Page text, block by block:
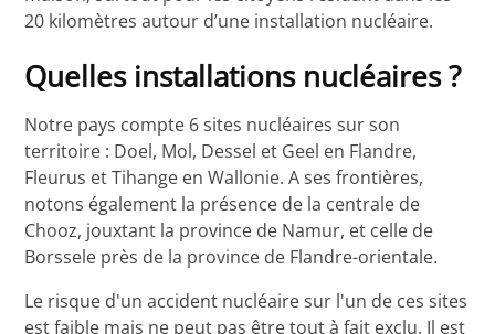
20 kilomètres autour d’une installation nucléaire.
Quelles installations nucléaires ?
Notre pays compte 6 sites nucléaires sur son
territoire : Doel, Mol, Dessel et Geel en Flandre,
Fleurus et Tihange en Wallonie. A ses frontières,
notons également la présence de la centrale de
Chooz, jouxtant la province de Namur, et celle de
Borssele près de la province de Flandre-orientale.
Le risque d'un accident nucléaire sur l'un de ces sites
est faible mais ne peut pas être tout à fait exclu. Il est